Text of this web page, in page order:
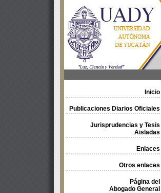
Inicio
Publicaciones Diarios Oficiales
Jurisprudencias y Tesis
Aisladas
Enlaces
Otros enlaces
Página del
Abogado General